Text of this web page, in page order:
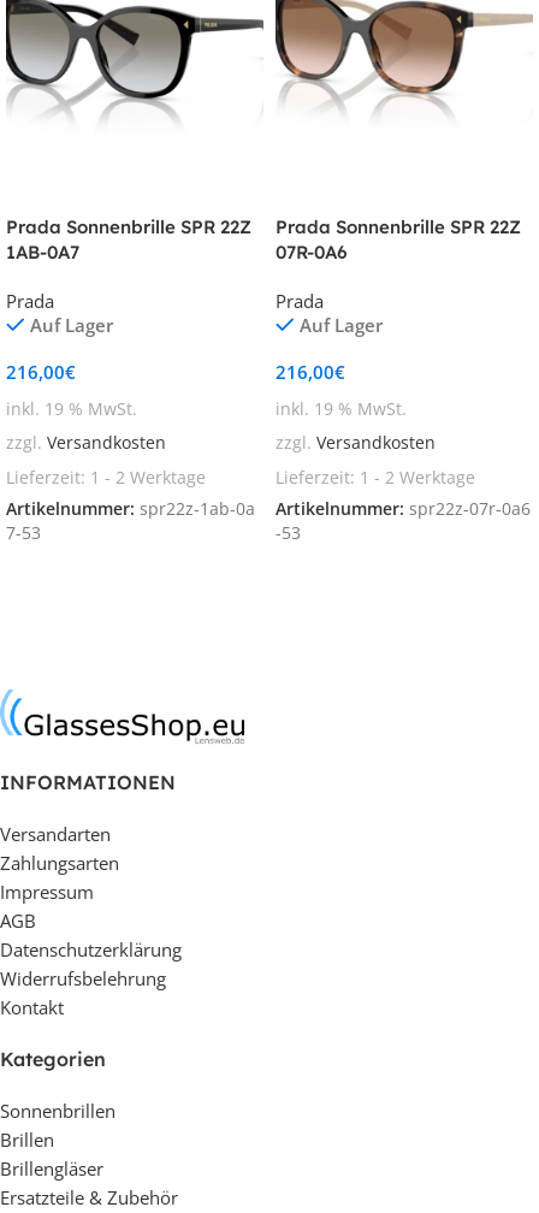
Prada Sonnenbrille SPR 22Z
1AB-0A7
Prada
Auf Lager
216,00€
inkl. 19 % MwSt.
zzgl. Versandkosten
Lieferzeit: 1 - 2 Werktage
Artikelnummer: spr22z-1ab-0a
7-53
Prada Sonnenbrille SPR 22Z
07R-0A6
Prada
Auf Lager
216,00€
inkl. 19 % MwSt.
zzgl. Versandkosten
Lieferzeit: 1 - 2 Werktage
Artikelnummer: spr22z-07r-0a6
-53
INFORMATIONEN
Versandarten
Zahlungsarten
Impressum
AGB
Datenschutzerklärung
Widerrufsbelehrung
Kontakt
Kategorien
Sonnenbrillen
Brillen
Brillengläser
Ersatzteile & Zubehör